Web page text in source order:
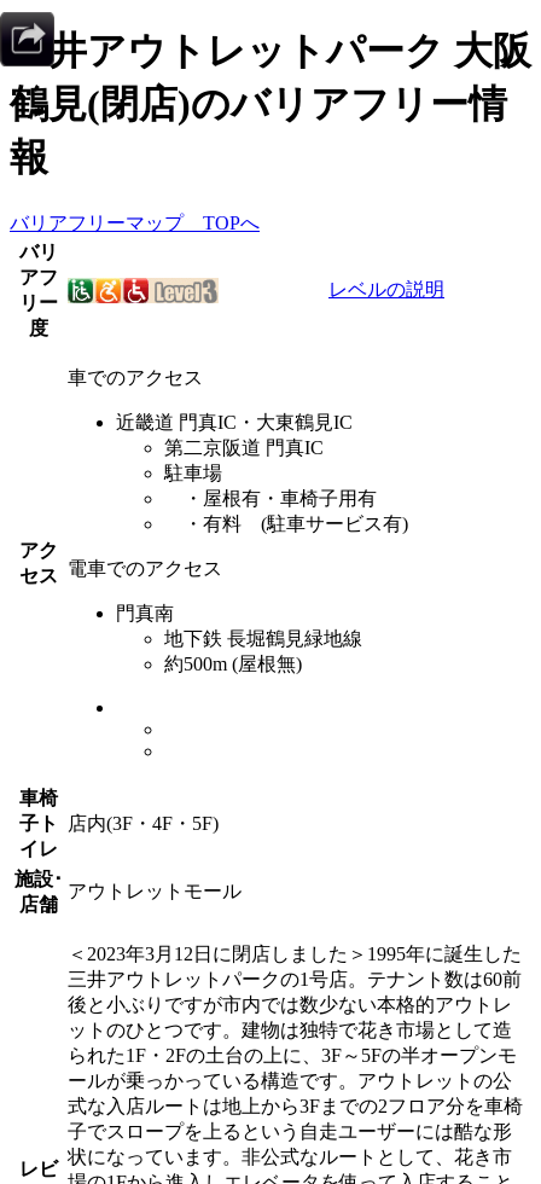
三井アウトレットパーク 大阪
鶴見(閉店)のバリアフリー情
報
バリアフリーマップ TOPへ
バリ
アフ
リー
度
レベルの説明
アク
セス
車でのアクセス
近畿道 門真IC・大東鶴見IC
第二京阪道 門真IC
駐車場
・屋根有・車椅子用有
・有料 (駐車サービス有)
電車でのアクセス
門真南
地下鉄 長堀鶴見緑地線
約500m (屋根無)
車椅
子ト
イレ
店内(3F・4F・5F)
施設･
店舗
アウトレットモール
レビ
＜2023年3月12日に閉店しました＞1995年に誕生した
三井アウトレットパークの1号店。テナント数は60前
後と小ぶりですが市内では数少ない本格的アウトレ
ットのひとつです。建物は独特で花き市場として造
られた1F・2Fの土台の上に、3F～5Fの半オープンモ
ールが乗っかっている構造です。アウトレットの公
式な入店ルートは地上から3Fまでの2フロア分を車椅
子でスロープを上るという自走ユーザーには酷な形
状になっています。非公式なルートとして、花き市